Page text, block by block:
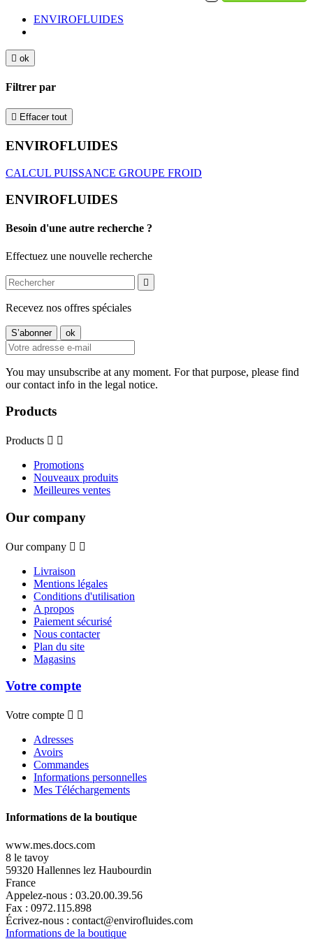
ENVIROFLUIDES
 ok
Filtrer par
 Effacer tout
ENVIROFLUIDES
CALCUL PUISSANCE GROUPE FROID
ENVIROFLUIDES
Besoin d'une autre recherche ?
Effectuez une nouvelle recherche

Recevez nos offres spéciales
You may unsubscribe at any moment. For that purpose, please find
our contact info in the legal notice.
Products
Products  
Promotions
Nouveaux produits
Meilleures ventes
Our company
Our company  
Livraison
Mentions légales
Conditions d'utilisation
A propos
Paiement sécurisé
Nous contacter
Plan du site
Magasins
Votre compte
Votre compte  
Adresses
Avoirs
Commandes
Informations personnelles
Mes Téléchargements
Informations de la boutique
www.mes.docs.com
8 le tavoy
59320 Hallennes lez Haubourdin
France
Appelez-nous : 03.20.00.39.56
Fax : 0972.115.898
Écrivez-nous : contact@envirofluides.com
Informations de la boutique